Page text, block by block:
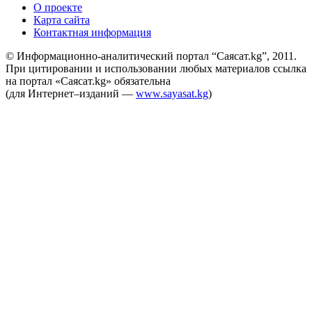
О проекте
Карта сайта
Контактная информация
© Информационно-аналитический портал “Саясат.kg”, 2011.
При цитировании и использовании любых материалов ссылка
на портал «Саясат.kg» обязательна
(для Интернет–изданий — www.sayasat.kg)